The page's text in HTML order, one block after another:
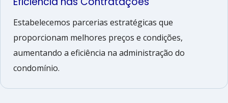
Estabelecemos parcerias estratégicas que
proporcionam melhores preços e condições,
aumentando a eficiência na administração do
condomínio.